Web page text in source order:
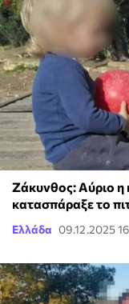
Ζάκυνθος: Αύριο η
κατασπάραξε το
Ελλάδα 09.12.2025